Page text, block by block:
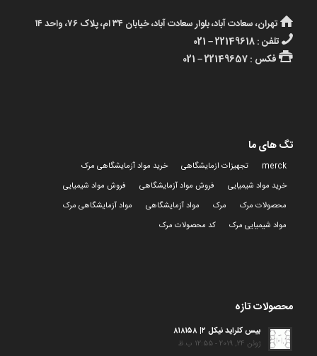
تهران، سعادت آباد، بلوار سعادت آباد، خیابان ۳۴ ام، پلاک ۷۶، واحد ۱۴
تلفن : 22149618 – 021
فکس : 22149657 – 021
تگ های ما
merck تجهیزات ازمایشگاهی
خرید مواد آزمایشگاهی مرک
خرید مواد شیمیایی
فروش مواد آزمایشگاهی
فروش مواد شیمیایی
محصولات مرک
مرک مواد آزمایشگاهی
مواد آزمایشگاهی مرک
مواد شیمیایی مرک
کد محصولات مرک
محصولات تازه
بیس کلراید نیکل ۲| ۸۱۸۱۵۸
ژوئن 24, 2019 - 12:55 ب.ظ